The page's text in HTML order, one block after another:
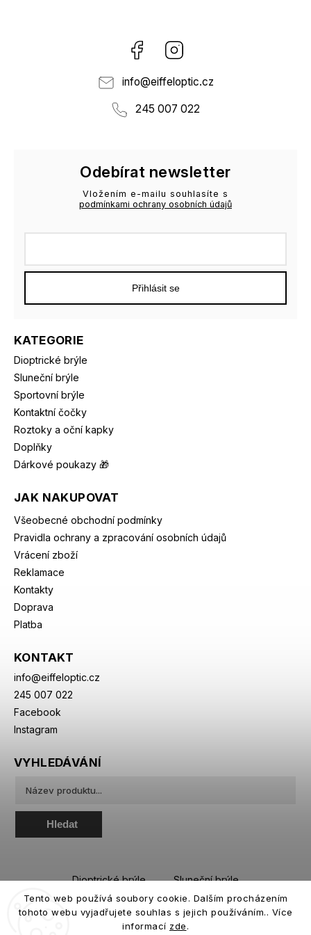
Tento web používá soubory cookie. Dalším procházením
tohoto webu vyjadřujete souhlas s jejich používáním.. Více
informací zde.
Facebook
info@eiffeloptic.cz
245 007 022
KATEGORIE
Dioptrické brýle
Sluneční brýle
Sportovní brýle
Kontaktní čočky
Roztoky a oční kapky
Doplňky
Dárkové poukazy 🎁
JAK NAKUPOVAT
Všeobecné obchodní podmínky
Pravidla ochrany a zpracování osobních údajů
Vrácení zboží
Reklamace
Kontakty
Doprava
Platba
KONTAKT
info@eiffeloptic.cz
245 007 022
Facebook
Instagram
Odebírat newsletter
Vložením e-mailu souhlasíte s
podmínkami ochrany osobních údajů
Přihlásit se
VYHLEDÁVÁNÍ
Hledat
Dioptrické brýle
Sluneční brýle
Sportovní brýle
Kontaktní čočky
Roztoky a oční kapky